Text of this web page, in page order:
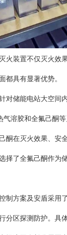
火装置不仅灭火效
都具有显著优势。
对储能电站大空间
气溶胶和全氟己酮
酮在灭火效果、安
择了全氟己酮作为
制方案及安盾采用
分区探测防护。具